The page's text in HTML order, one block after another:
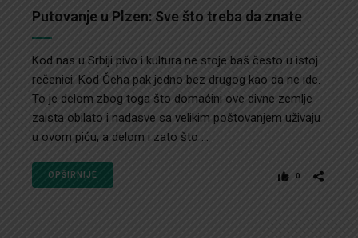
Putovanje u Plzen: Sve što treba da znate
Kod nas u Srbiji pivo i kultura ne stoje baš često u istoj
rečenici. Kod Čeha pak jedno bez drugog kao da ne ide.
To je delom zbog toga što domaćini ove divne zemlje
zaista obilato i nadasve sa velikim poštovanjem uživaju
u ovom piću, a delom i zato što ...
OPŠIRNIJE 0